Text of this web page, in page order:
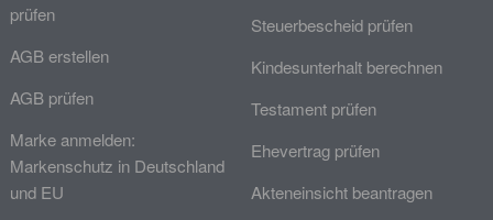
prüfen
AGB erstellen
AGB prüfen
Marke anmelden:
Markenschutz in Deutschland
und EU
Steuerbescheid prüfen
Kindesunterhalt berechnen
Testament prüfen
Ehevertrag prüfen
Akteneinsicht beantragen